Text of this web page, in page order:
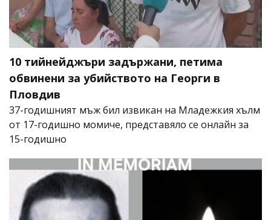
10 тийнейджъри задържани, петима
обвинени за убийството на Георги в
Пловдив
37-годишният мъж бил извикан на Младежкия хълм
от 17-годишно момиче, представяло се онлайн за
15-годишно